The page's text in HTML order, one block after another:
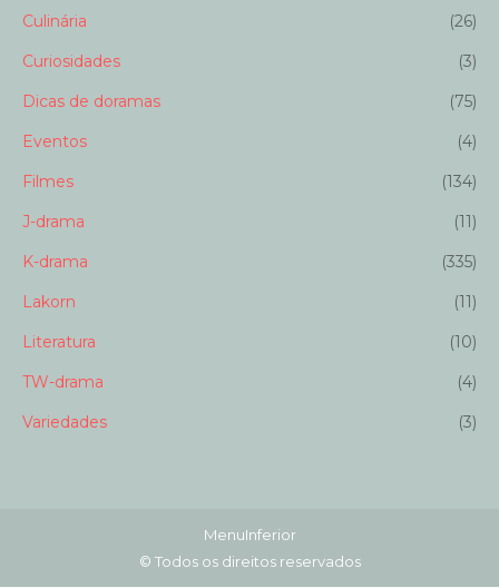
Culinária
(26)
Curiosidades
(3)
Dicas de doramas
(75)
Eventos
(4)
Filmes
(134)
J-drama
(11)
K-drama
(335)
Lakorn
(11)
Literatura
(10)
TW-drama
(4)
Variedades
(3)
MenuInferior
© Todos os direitos reservados